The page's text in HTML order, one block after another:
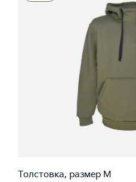
Толстовка, размер M